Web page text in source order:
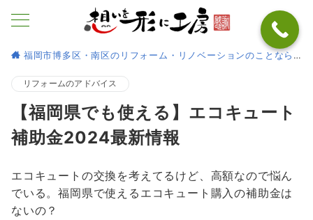
福岡市博多区・南区のリフォーム・リノベーションのことなら
リフォームのアドバイス
【福岡県でも使える】エコキュート
補助金2024最新情報
エコキュートの交換を考えてるけど、高額なので悩ん
でいる。福岡県で使えるエコキュート購入の補助金は
ないの？